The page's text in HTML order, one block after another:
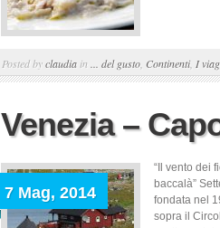
Posted byclaudia in ... del gusto Continenti, I
Venezia –
7 Mag, 2014
“Il vento dei
baccalà”
fondata nel
sopra il